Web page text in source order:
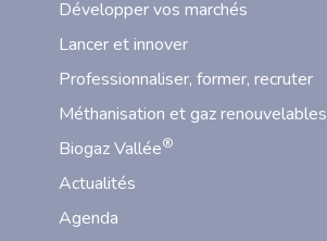
Développer vos marchés
Lancer et innover
Professionnaliser, former, recruter
Méthanisation et gaz renouvelables
Biogaz Vallée®
Actualités
Agenda